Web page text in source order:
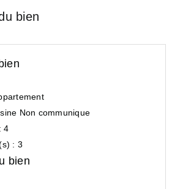
bien
Non communique
4
: 3
bien